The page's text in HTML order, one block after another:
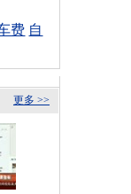
费 自
更多 >>